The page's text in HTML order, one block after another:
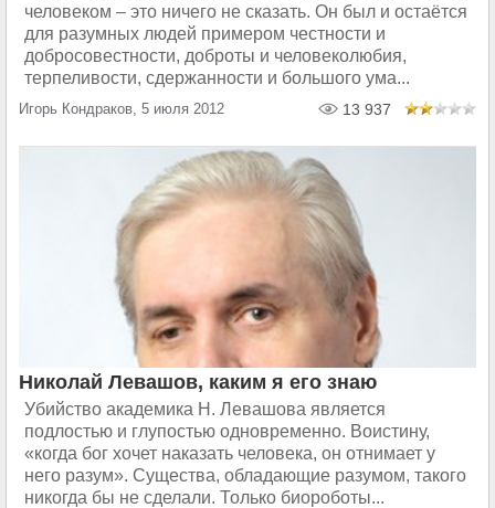
человеком – это ничего не сказать. Он был и остаётся
для разумных людей примером честности и
добросовестности, доброты и человеколюбия,
терпеливости, сдержанности и большого ума...
Игорь Кондраков, 5 июля 2012 13 937
Николай Левашов, каким я его знаю
Убийство академика Н. Левашова является
подлостью и глупостью одновременно. Воистину,
«когда бог хочет наказать человека, он отнимает у
него разум». Существа, обладающие разумом, такого
никогда бы не сделали. Только биороботы...